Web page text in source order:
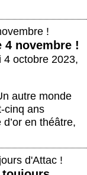
4 novembre !
4 octobre 2023,
autre monde
cinq ans
en théâtre,